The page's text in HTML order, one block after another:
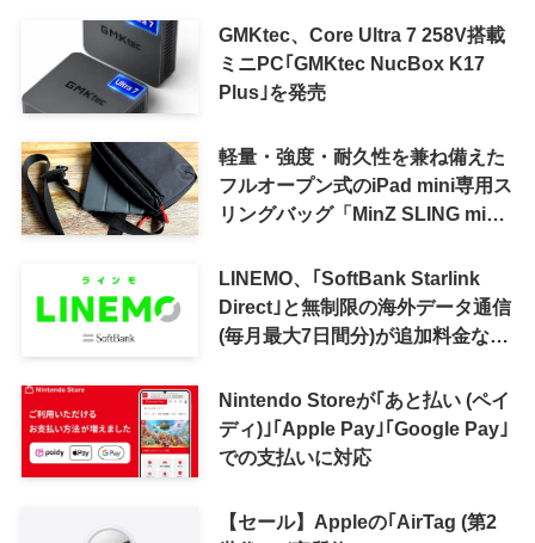
GMKtec、Core Ultra 7 258V搭載
ミニPC｢GMKtec NucBox K17
Plus｣を発売
軽量・強度・耐久性を兼ね備えた
フルオープン式のiPad mini専用ス
リングバッグ「MinZ SLING mini
LINEMO、｢SoftBank Starlink
Direct｣と無制限の海外データ通信
(毎月最大7日間分)が追加料金なし
Nintendo Storeが｢あと払い (ペイ
ディ)｣｢Apple Pay｣｢Google Pay｣
での支払いに対応
【セール】Appleの｢AirTag (第2